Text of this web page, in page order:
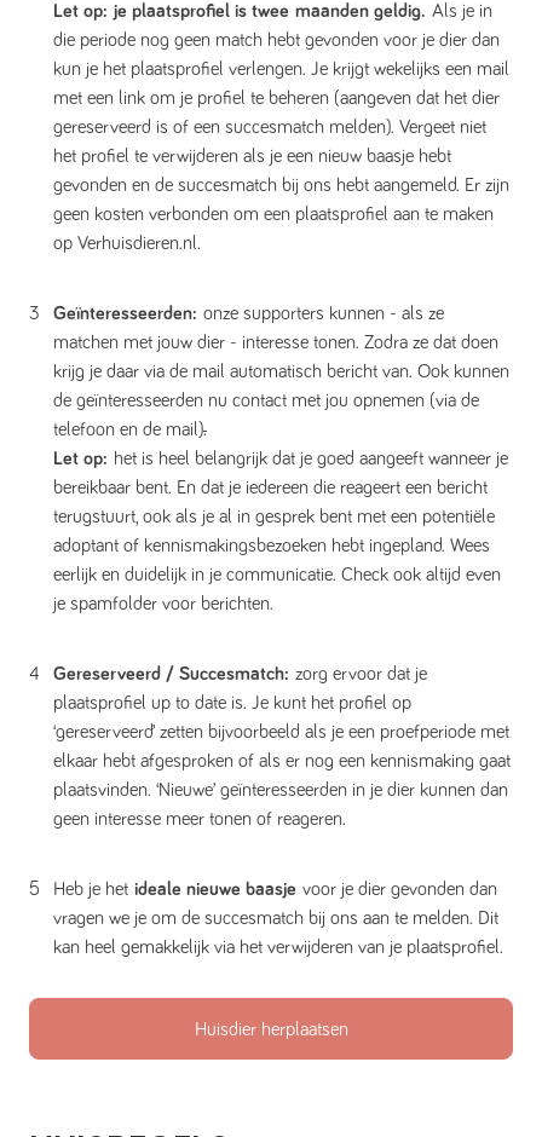
Let op: je plaatsprofiel is twee maanden geldig. Als je in
die periode nog geen match hebt gevonden voor je dier dan
kun je het plaatsprofiel verlengen. Je krijgt wekelijks een mail
met een link om je profiel te beheren (aangeven dat het dier
gereserveerd is of een succesmatch melden). Vergeet niet
het profiel te verwijderen als je een nieuw baasje hebt
gevonden en de succesmatch bij ons hebt aangemeld. Er zijn
geen kosten verbonden om een plaatsprofiel aan te maken
op Verhuisdieren.nl.
Geïnteresseerden: onze supporters kunnen - als ze
matchen met jouw dier - interesse tonen. Zodra ze dat doen
krijg je daar via de mail automatisch bericht van. Ook kunnen
de geïnteresseerden nu contact met jou opnemen (via de
telefoon en de mail).
Let op: het is heel belangrijk dat je goed aangeeft wanneer je
bereikbaar bent. En dat je iedereen die reageert een bericht
terugstuurt, ook als je al in gesprek bent met een potentiële
adoptant of kennismakingsbezoeken hebt ingepland. Wees
eerlijk en duidelijk in je communicatie. Check ook altijd even
je spamfolder voor berichten.
Gereserveerd / Succesmatch: zorg ervoor dat je
plaatsprofiel up to date is. Je kunt het profiel op
‘gereserveerd’ zetten bijvoorbeeld als je een proefperiode met
elkaar hebt afgesproken of als er nog een kennismaking gaat
plaatsvinden. ‘Nieuwe’ geïnteresseerden in je dier kunnen dan
geen interesse meer tonen of reageren.
Heb je het ideale nieuwe baasje voor je dier gevonden dan
vragen we je om de succesmatch bij ons aan te melden. Dit
kan heel gemakkelijk via het verwijderen van je plaatsprofiel.
Huisdier herplaatsen